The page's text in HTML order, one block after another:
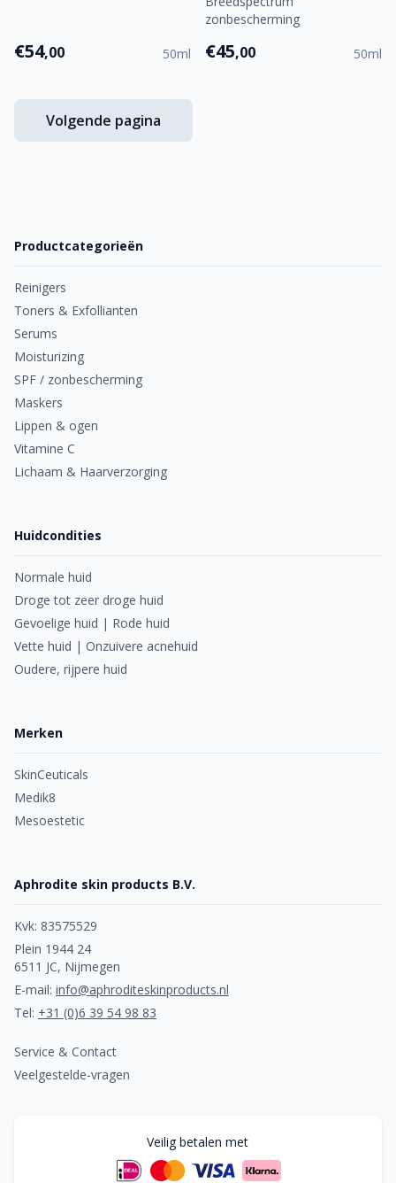
€54,00 50ml
zonbescherming
€45,00 50ml
Volgende pagina
Productcategorieën
Reinigers
Toners & Exfollianten
Serums
Moisturizing
SPF / zonbescherming
Maskers
Lippen & ogen
Vitamine C
Lichaam & Haarverzorging
Huidcondities
Normale huid
Droge tot zeer droge huid
Gevoelige huid | Rode huid
Vette huid | Onzuivere acnehuid
Oudere, rijpere huid
Merken
SkinCeuticals
Medik8
Mesoestetic
Aphrodite skin products B.V.
Kvk: 83575529
Plein 1944 24
6511 JC, Nijmegen
E-mail: info@aphroditeskinproducts.nl
Tel: +31 (0)6 39 54 98 83
Service & Contact
Veelgestelde-vragen
Veilig betalen met